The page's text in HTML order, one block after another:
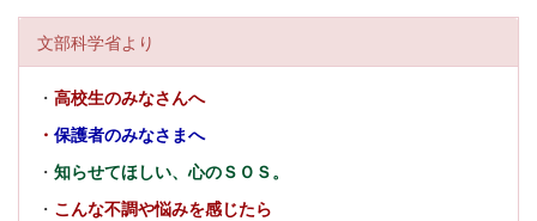
文部科学省より
・ 高校生のみなさんへ
・ 保護者のみなさまへ
・ 知らせてほしい、心のＳＯＳ。
・ こんな不調や悩みを感じたら